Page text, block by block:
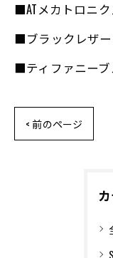
■ATメカトロニ
■ブラックレザー
■ティファニー
< 前のページ